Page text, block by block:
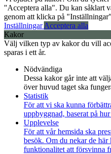
"Acceptera alla". Du kan såklart
genom att klicka på
InställningarAcceptera alla
Kakor
Välj vilken typ av kakor du vill
sparas i ett år.
Nödvändiga
Dessa kakor går inte att
över huvud taget ska
Statistik
För att vi ska kunna
uppbyggnad, baserat på
Upplevelse
För att vår hemsida ska
besök. Om du nekar de
funktionalitet att försvinna